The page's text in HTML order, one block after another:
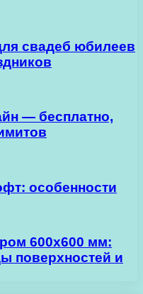
свадеб юбилеев
— бесплатно,
особенности
600х600 мм:
поверхностей и